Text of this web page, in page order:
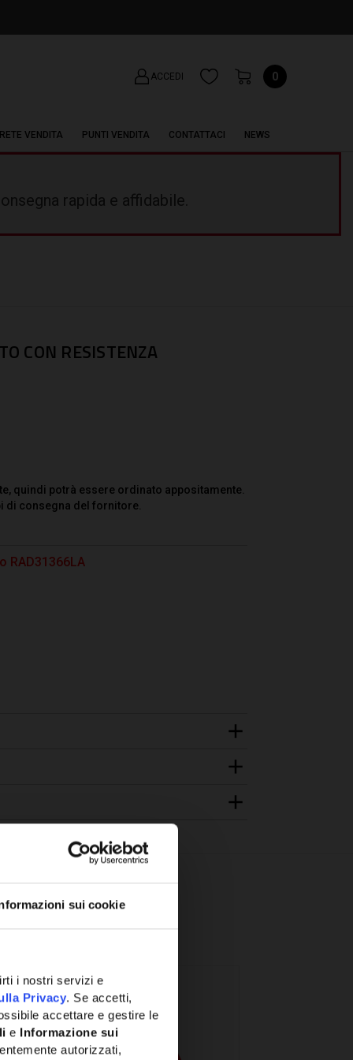
sui cookie
i nostri servizi e
Privacy. Se accetti,
accettare e gestire le
e Informazione sui
autorizzati,
ACCEDI 0
RETE VENDITA PUNTI VENDITA CONTATTACI NEWS
rapida e affidabile.
CON RESISTENZA
quindi potrà essere ordinato appositamente.
di consegna del fornitore.
RAD31366LA